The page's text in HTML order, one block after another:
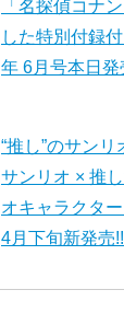
「名探偵コナ
した特別付録
年 6月号本日発
“推し”のサン
サンリオ × 推
オキャラクタ
4月下旬新発売!!